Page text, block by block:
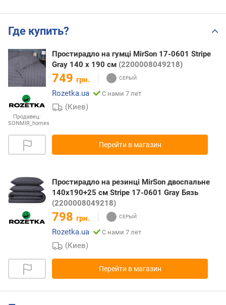
Где купить?
Продавец:
SONMIR_homes
Простирадло на гумці MirSon 17-0601 Stripe
Gray 140 х 190 см (2200008049218)
749 грн.
Rozetka.ua
С нами 7 лет
(Киев)
Перейти в магазин
Простирадло на резинці MirSon двоспальне
140x190+25 см Stripe 17-0601 Gray Бязь
(2200008049218)
798 грн.
Rozetka.ua
С нами 7 лет
(Киев)
Перейти в магазин